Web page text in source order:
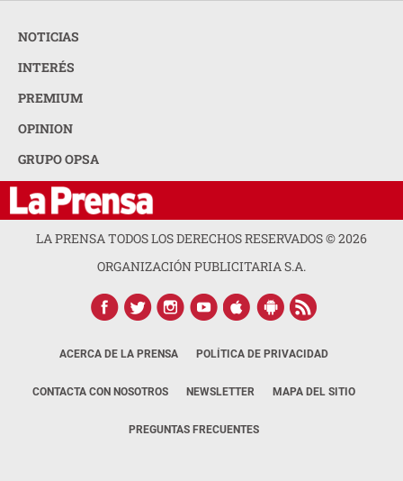
NOTICIAS
INTERÉS
PREMIUM
OPINION
GRUPO OPSA
LA PRENSA TODOS LOS DERECHOS RESERVADOS ©2026
ORGANIZACIÓN PUBLICITARIA S.A.
ACERCA DE LA PRENSA POLÍTICA DE PRIVACIDAD
CONTACTA CON NOSOTROS NEWSLETTER MAPA DEL SITIO
PREGUNTAS FRECUENTES